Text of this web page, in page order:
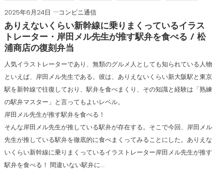
2025年6月24日
コンビニ通信
ありえないくらい新幹線に乗りまくっているイラス
トレーター・岸田メル先生が推す駅弁を食べる / 松
浦商店の復刻弁当
人気イラストレーターであり、無類のグルメ人としても知られている人物
といえば、岸田メル先生である。彼は、ありえないくらい新大阪駅と東京
駅を新幹線で往復しており、駅弁を食べまくり、その知識と経験は「熟練
の駅弁マスター」と言ってもよいレベル。
岸田メル先生が推す駅弁を食べる！
そんな岸田メル先生が推している駅弁が存在する。そこで今回、岸田メル
先生が推している駅弁を徹底的に食べまくってみることにした。ありえな
いくらい新幹線に乗りまくっているイラストレーター岸田メル先生が推す
駅弁を食べる！ 間違いない駅弁に…